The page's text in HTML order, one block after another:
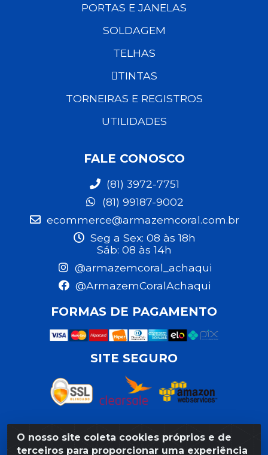
O nosso site coleta cookies próprios e de
terceiros para proporcionar uma experiência
PORTAS E JANELAS
SOLDAGEM
TELHAS
TINTAS
TORNEIRAS E REGISTROS
UTILIDADES
FALE CONOSCO
(81) 3972-7751
(81) 99187-9002
ecommerce@armazemcoral.com.br
Seg a Sex: 08 às 18h
Sáb: 08 às 14h
@armazemcoral_achaqui
@ArmazemCoralAchaqui
FORMAS DE PAGAMENTO
SITE SEGURO
Razão Social: Armazém Coral LTDA - Rua da Praia,